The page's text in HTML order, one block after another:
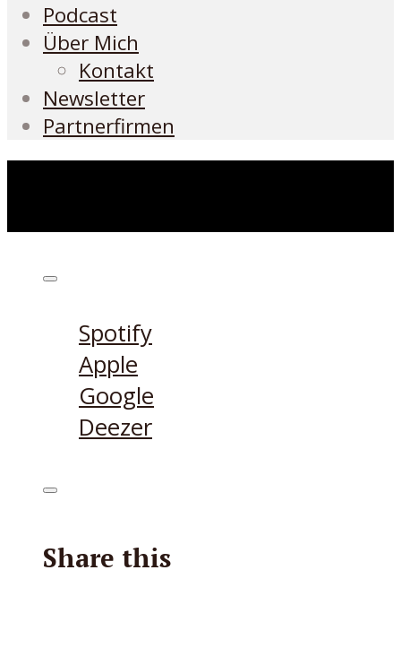
Podcast
Über Mich
Kontakt
Newsletter
Partnerfirmen
Spotify
Apple
Google
Deezer
Share this